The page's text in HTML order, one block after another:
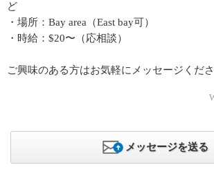
ど
・場所：Bay area（East bay可）
・時給：$20〜（応相談）
ご興味のある方はお気軽にメッセージくださ
メッセージを送る